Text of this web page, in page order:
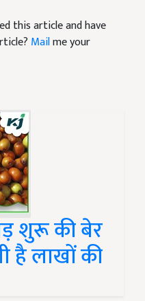
this article and have
Mailme your
शुरू की बेर
है लाखों की